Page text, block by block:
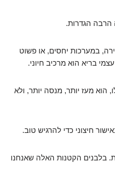
הרבה הגדרות.
במערכות יחסים, או פשוט
בריא הוא מרכיב חיוני.
הוא מעז יותר, מנסה יותר, ולא
חיצוני כדי להרגיש טוב.
בלבנים הקטנות האלה שאנחנו